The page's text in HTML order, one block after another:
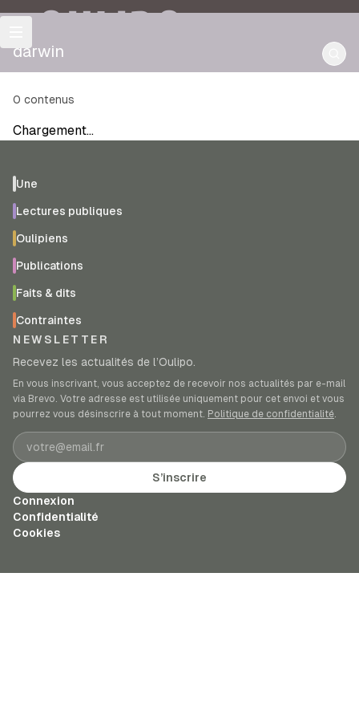
OULIPO
darwin
0 contenus
Chargement…
Une
Lectures publiques
Oulipiens
Publications
Faits & dits
Contraintes
NEWSLETTER
Recevez les actualités de l’Oulipo.
En vous inscrivant, vous acceptez de recevoir nos actualités par e-mail
via Brevo. Votre adresse est utilisée uniquement pour cet envoi et vous
pourrez vous désinscrire à tout moment. Politique de confidentialité.
Adresse e-mail
S’inscrire
Connexion
Confidentialité
Cookies